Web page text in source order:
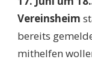
Vereinsheim
bereits
mithelfen